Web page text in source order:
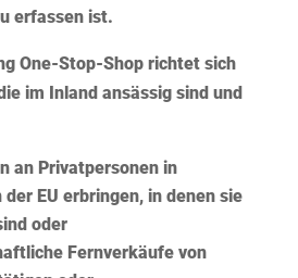
erfassen ist.
One-Stop-Shop richtet sich
im Inland ansässig sind und
an Privatpersonen in
EU erbringen, in denen sie
oder
Fernverkäufe von